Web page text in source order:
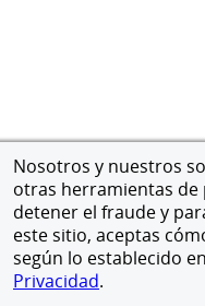
Nosotros y nuestros
otras herramientas de
detener el fraude y
este sitio, aceptas
según lo establecido
Privacidad.